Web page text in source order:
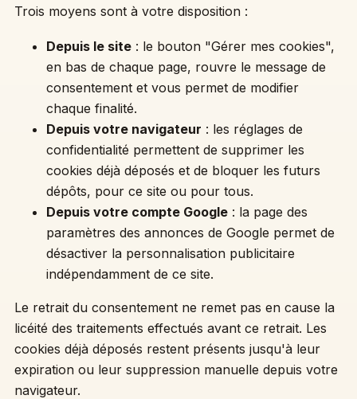
Trois moyens sont à votre disposition :
Depuis le site: le bouton "Gérer mes cookies",
en bas de chaque page, rouvre le message de
consentement et vous permet de modifier
chaque finalité.
Depuis votre navigateur : les réglages de
confidentialité permettent de supprimer les
cookies déjà déposés et de bloquer les futurs
dépôts, pour ce site ou pour tous.
Depuis votre compte Google: la page des
paramètres des annonces de Google permet de
désactiver la personnalisation publicitaire
indépendamment de ce site.
Le retrait du consentement ne remet pas en cause la
licéité des traitements effectués avant ce retrait. Les
cookies déjà déposés restent présents jusqu'à leur
expiration ou leur suppression manuelle depuis votre
navigateur.